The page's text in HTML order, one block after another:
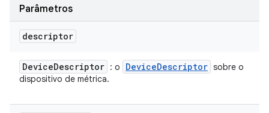
Parâmetros
descriptor
DeviceDescriptor : o DeviceDescriptor sobre o
dispositivo de métrica.